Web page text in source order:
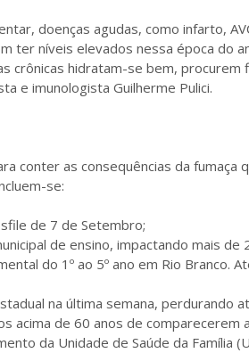
doenças agudas, como infarto,
ter níveis elevados nessa época do
crônicas hidratam-se bem, procurem
e imunologista Guilherme Pulici.
conter as consequências da fumaça
se:
de 7 de Setembro;
de ensino, impactando mais
do 1º ao 5º ano em Rio Branco.
na última semana, perdurando
acima de 60 anos de comparecerem
da Unidade de Saúde da Família